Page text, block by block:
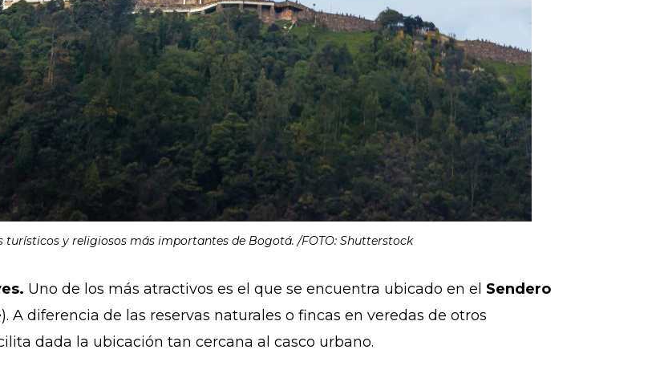
turísticos y religiosos más importantes de Bogotá. /FOTO: Shutterstock
Uno de los más atractivos es el que se encuentra ubicado en el Sendero
A diferencia de las reservas naturales o fincas en veredas de otros
dada la ubicación tan cercana al casco urbano.